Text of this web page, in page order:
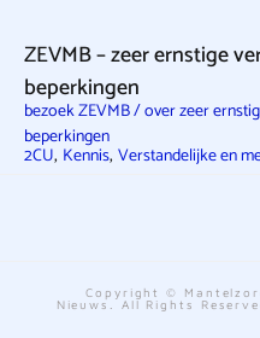
ZEVMB – zeer ernstige
beperkingen
bezoek ZEVMB / over zeer
beperkingen
2CU, Kennis, Verstandelijke en
Copyright ©
Nieuws. All Rights